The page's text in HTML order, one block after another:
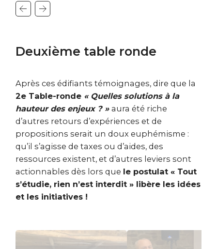
Deuxième table ronde
Après ces édifiants témoignages, dire que la
2e Table-ronde « Quelles solutions à la
hauteur des enjeux ? » aura été riche
d’autres retours d’expériences et de
propositions serait un doux euphémisme :
qu’il s’agisse de taxes ou d’aides, des
ressources existent, et d’autres leviers sont
actionnables dès lors que le postulat « Tout
s’étudie, rien n’est interdit » libère les idées
et les initiatives !